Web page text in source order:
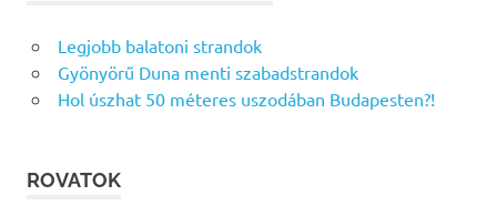
Legjobb balatoni strandok
Gyönyörű Duna menti szabadstrandok
Hol úszhat 50 méteres uszodában Budapesten?!
ROVATOK